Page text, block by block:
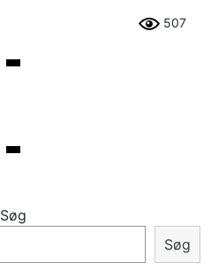
507
Søg
Søg